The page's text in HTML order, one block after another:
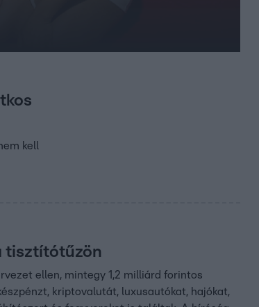
kell
tisztítótűzön
ellen, mintegy 1,2 milliárd forintos
kriptovalutát, luxusautókat, hajókat,